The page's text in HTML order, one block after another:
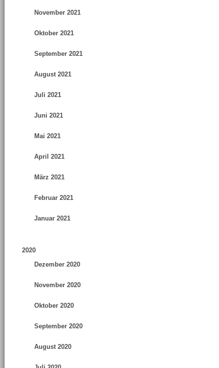
November 2021
Oktober 2021
September 2021
August 2021
Juli 2021
Juni 2021
Mai 2021
April 2021
März 2021
Februar 2021
Januar 2021
2020
Dezember 2020
November 2020
Oktober 2020
September 2020
August 2020